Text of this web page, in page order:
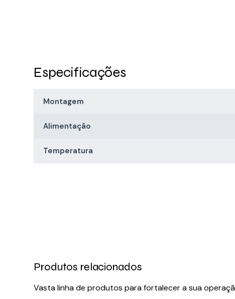
Especificações
Montagem
Alimentação
Temperatura
Produtos relacionados
Vasta linha de produtos para fortalecer a sua